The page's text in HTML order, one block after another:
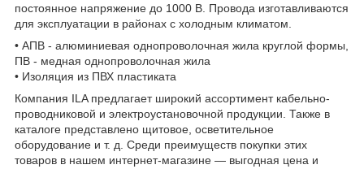
постоянное напряжение до 1000 В. Провода изготавливаются
для эксплуатации в районах с холодным климатом.
• АПВ - алюминиевая однопроволочная жила круглой формы,
ПВ - медная однопроволочная жила
• Изоляция из ПВХ пластиката
Компания ILA предлагает широкий ассортимент кабельно-
проводниковой и электроустановочной продукции. Также в
каталоге представлено щитовое, осветительное
оборудование и т. д. Среди преимуществ покупки этих
товаров в нашем интернет-магазине — выгодная цена и